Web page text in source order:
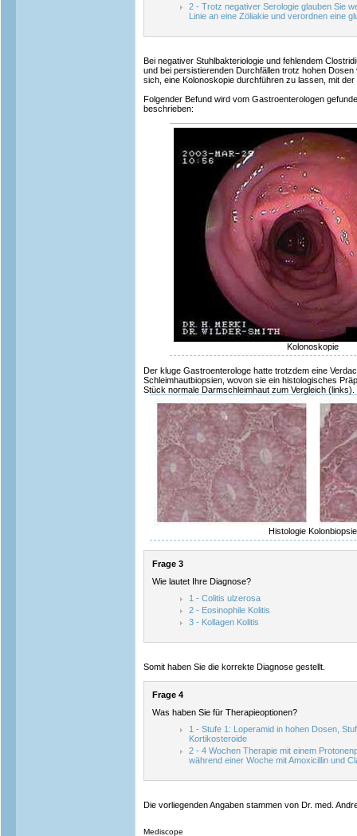
2 - Trotz negativer Serologie glauben Sie
Linie an eine Zöliakie und verordnen eine
Bei negativer Stuhlbakteriologie und fehlendem
und bei persistierenden Durchfällen trotz hohen
sich, eine Kolonoskopie durchführen zu lassen, mit
Folgender Befund wird vom Gastroenterologen
beschrieben:
Kolonoskopie
Der kluge Gastroenterologe hatte trotzdem eine
Schleimhautbiopsien, wovon sie ein histologisches
Stück normale Darmschleimhaut zum Vergleich (links).
Histologie Kolonbiopsie
Frage 3
Wie lautet Ihre Diagnose?
1 - Colitis ulzerosa
2 - Eosinophile Kolitis
3 - Kollagen Kolitis
Somit haben Sie die korrekte Diagnose gestellt.
Frage 4
Was haben Sie für Therapieoptionen?
1 - Stufe 1: Loperamid in hohen Dosen,
Kortikosteroide
2 - 4 Wochen Therapie mit einem
während einer Woche mit Amoxicillin und
Die vorliegenden Angaben stammen von Dr. med.
Mediscope